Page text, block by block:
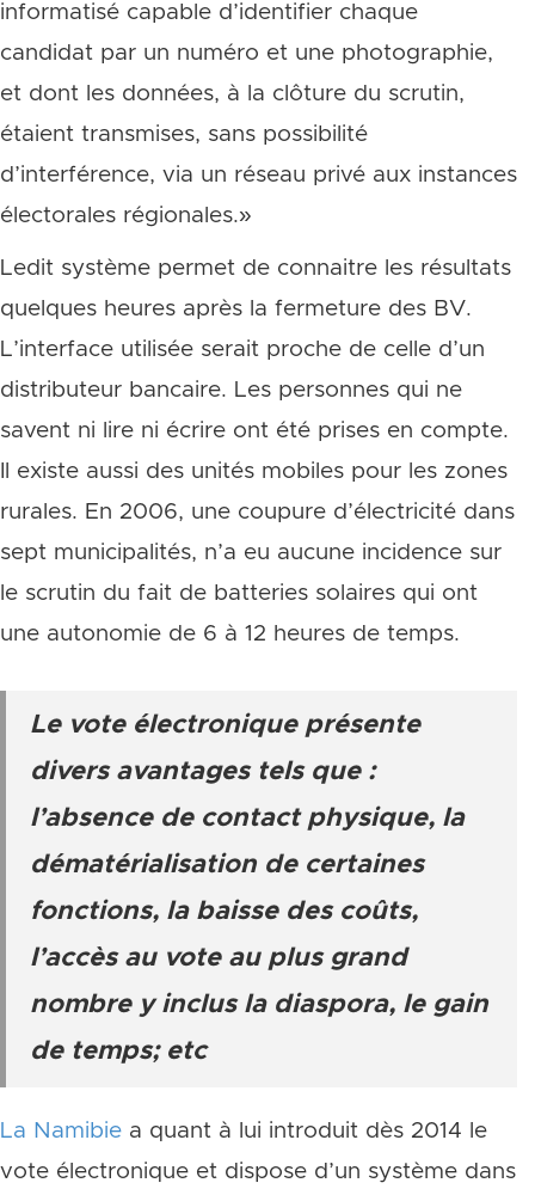
informatisé capable d’identifier chaque
candidat par un numéro et une photographie,
et dont les données, à la clôture du scrutin,
étaient transmises, sans possibilité
d’interférence, via un réseau privé aux instances
électorales régionales.»
Ledit système permet de connaitre les résultats
quelques heures après la fermeture des BV.
L’interface utilisée serait proche de celle d’un
distributeur bancaire. Les personnes qui ne
savent ni lire ni écrire ont été prises en compte.
Il existe aussi des unités mobiles pour les zones
rurales. En 2006, une coupure d’électricité dans
sept municipalités, n’a eu aucune incidence sur
le scrutin du fait de batteries solaires qui ont
une autonomie de 6 à 12 heures de temps.
Le vote électronique présente
divers avantages tels que :
l’absence de contact physique, la
dématérialisation de certaines
fonctions, la baisse des coûts,
l’accès au vote au plus grand
nombre y inclus la diaspora, le gain
de temps; etc
La Namibie a quant à lui introduit dès 2014 le
vote électronique et dispose d’un système dans